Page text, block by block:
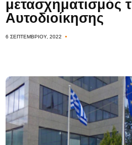
μετασχηματισμός
Αυτοδιοίκησης
6 ΣΕΠΤΕΜΒΡΊΟΥ, 2022